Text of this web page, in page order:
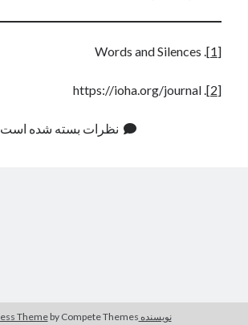
[1]
. Words and Silences
[2]
. https://ioha.org/journal
نظرات بسته شده است
نویسنده WordPress Theme by Compete Themes